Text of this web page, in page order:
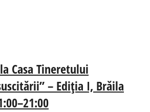
Casa Tineretului
– Ediția I, Brăila